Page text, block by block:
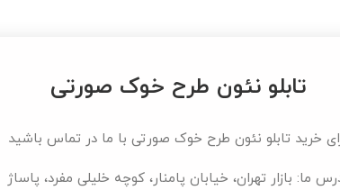
تابلو نئون طرح خوک صورتی
خرید تابلو نئون طرح خوک صورتی با ما در تماس باشید
ما: بازار تهران، خیابان پامنار، کوچه خلیلی مفرد، پاساژ